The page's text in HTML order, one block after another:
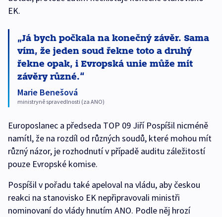
EK.
Já bych počkala na konečný závěr. Sama
vím, že jeden soud řekne toto a druhý
řekne opak, i Evropská unie může mít
závěry různé.
Marie Benešová
ministryně spravedlnosti (za ANO)
Europoslanec a předseda TOP 09 Jiří Pospíšil nicméně
namítl, že na rozdíl od různých soudů, které mohou mít
různý názor, je rozhodnutí v případě auditu záležitostí
pouze Evropské komise.
Pospíšil v pořadu také apeloval na vládu, aby českou
reakci na stanovisko EK nepřipravovali ministři
nominovaní do vlády hnutím ANO. Podle něj hrozí